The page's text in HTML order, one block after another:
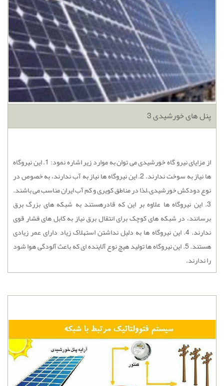
پنل های خورشیدی 3
از مزایای نیرو گاه خورشیدی می توان به موارد زیر اشاره نمود: 1. این نیروگاه
ها نیاز به سوخت ندارند. 2. این نیروگاه ها نیاز به آب ندارند، به خصوص در
نوع دودکش خورشیدی،لذا در مناطق کویری و کم آب ایران مناسب می باشند.
3. این نیروگاه ها علاوه بر این که قادرهستند به شبکه های بزرگ برق
برسانند، در شبکه های کوچک برای انتقال برق نیاز به کابل های فشار قوی
ندارند. 4. این نیروگاه ها به دلیل نداشتن استهلاک زیاد دارای عمر زیادی
هستند. 5. این نیروگاه ها تولید هیچ نوع آلاینده ای که باعث آلودگی هوا شود
را ندارند.